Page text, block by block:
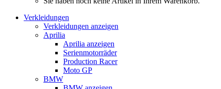
Verkleidungen
Verkleidungen anzeigen
Aprilia
Aprilia anzeigen
Serienmotorräder
Production Racer
Moto GP
BMW